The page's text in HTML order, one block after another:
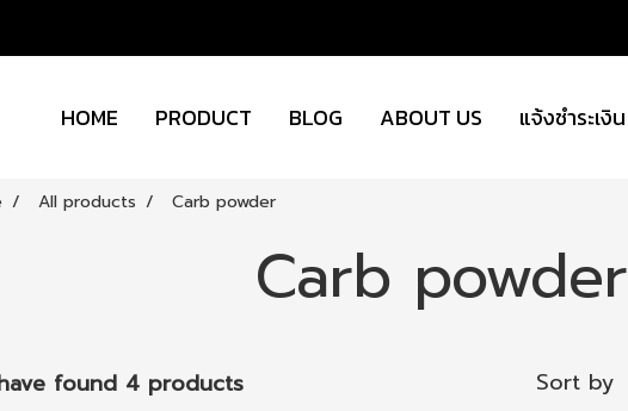
HOME PRODUCT BLOG ABOUT US แจ้งชำระเงิน
All products Carb powder
Carb powder
found 4 products Sort by